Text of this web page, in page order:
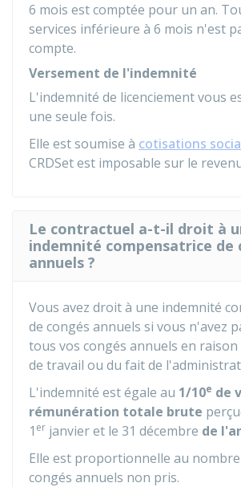
6 mois est comptée pour un an.
services inférieure à 6 mois n'est
compte.
Versement de l'indemnité
L'indemnité de licenciement vous
une seule fois.
Elle est soumise à cotisations
CRDSet est imposable sur le
Le contractuel a-t-il droit à
indemnité compensatrice de
annuels ?
Vous avez droit à une indemnité
de congés annuels si vous n'avez
tous vos congés annuels en
de travail ou du fait de
L'indemnité est égale au 1/10e de
rémunération totale brute
1 er janvier et le 31 décembre de
Elle est proportionnelle au
congés annuels non pris.